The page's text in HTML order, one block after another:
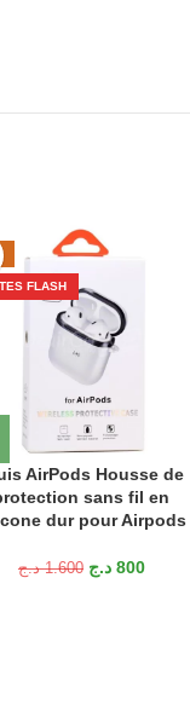
FLASH
AirPods Housse de
sans fil en
dur pour Airpods
1.600 د.ج 800 د.ج